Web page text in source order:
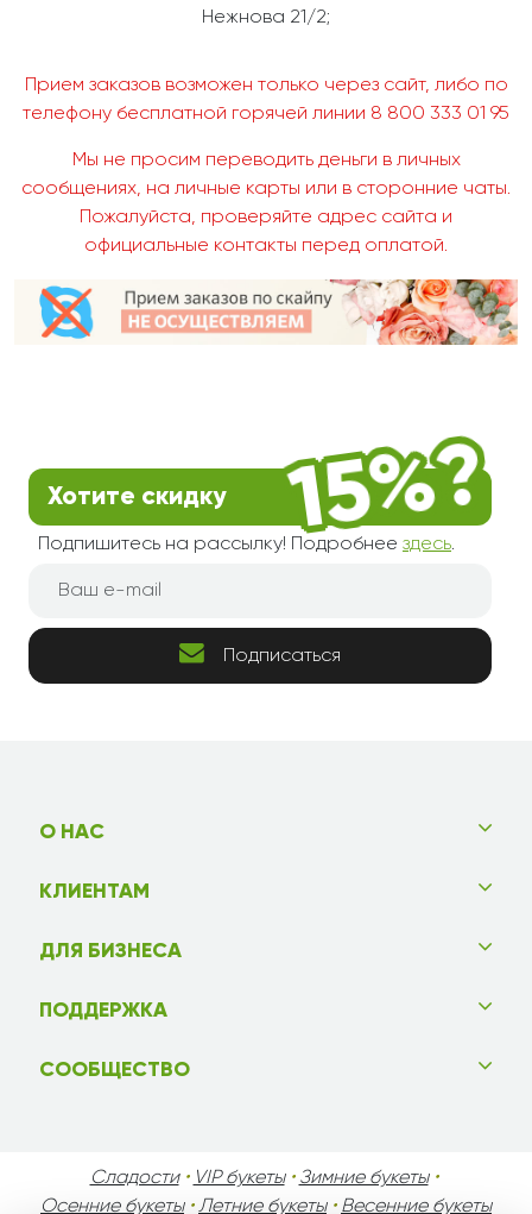
Нежнова 21/2;
Прием заказов возможен только через сайт, либо по
телефону бесплатной горячей линии 8 800 333 01 95
Мы не просим переводить деньги в личных
сообщениях, на личные карты или в сторонние чаты.
Пожалуйста, проверяйте адрес сайта и
официальные контакты перед оплатой.
Хотите скидку
Подпишитесь на рассылку! Подробнее здесь.
Подписаться
О НАС
КЛИЕНТАМ
ДЛЯ БИЗНЕСА
ПОДДЕРЖКА
СООБЩЕСТВО
Сладости• VIP букеты• Зимние букеты•
Осенние букеты•Летние букеты• Весенние букеты